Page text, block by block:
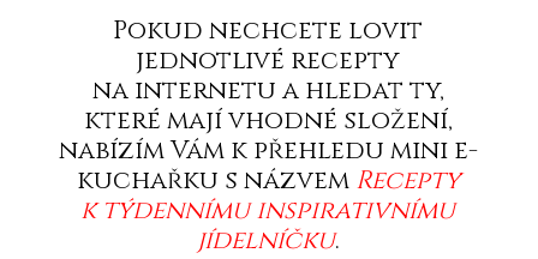
Pokud nechcete lovit
jednotlivé recepty
na internetu a hledat ty,
které mají vhodné složení,
nabízím Vám k přehledu mini e-
kuchařku s názvem Recepty
k týdennímu inspirativnímu
jídelníčku.